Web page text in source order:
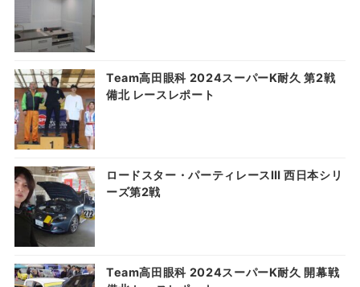
Team高田眼科 2024スーパーK耐久 第2戦
備北 レースレポート
ロードスター・パーティレースⅢ 西日本シリ
ーズ第2戦
Team高田眼科 2024スーパーK耐久 開幕戦